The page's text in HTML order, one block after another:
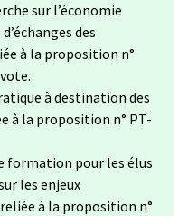
sur l’économie
des
à la proposition n°
à destination des
à la proposition n° PT-
formation pour les élus
les enjeux
à la proposition n°